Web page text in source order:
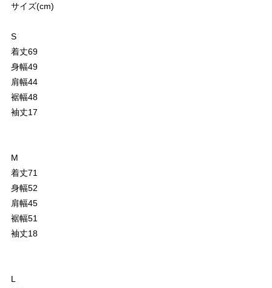
サイズ(cm)
S
着丈69
身幅49
肩幅44
裾幅48
袖丈17
M
着丈71
身幅52
肩幅45
裾幅51
袖丈18
L